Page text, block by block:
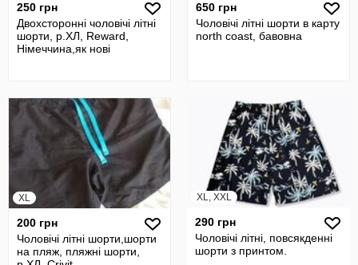
250 грн
Двохсторонні чоловічі літні
шорти, р.ХЛ, Reward,
Німеччина,як нові
650 грн
Чоловічі літні шорти в карту
north coast, бавовна
XL
200 грн
Чоловічі літні шорти,шорти
на пляж, пляжні шорти,
XL, XXL
290 грн
Чоловічі літні, повсякденні
шорти з принтом.